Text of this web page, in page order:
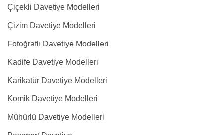
Çiçekli Davetiye Modelleri
Çizim Davetiye Modelleri
Fotoğraflı Davetiye Modelleri
Kadife Davetiye Modelleri
Karikatür Davetiye Modelleri
Komik Davetiye Modelleri
Mühürlü Davetiye Modelleri